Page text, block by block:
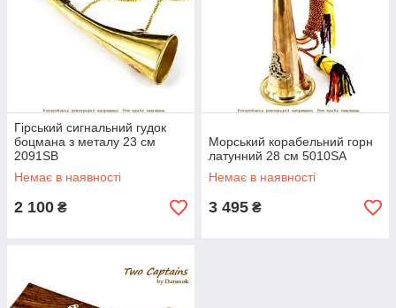
Гірський сигнальний гудок
боцмана з металу 23 см
2091SВ
Немає в наявності
2 100 ₴
Морський корабельний горн
латунний 28 см 5010SA
Немає в наявності
3 495 ₴